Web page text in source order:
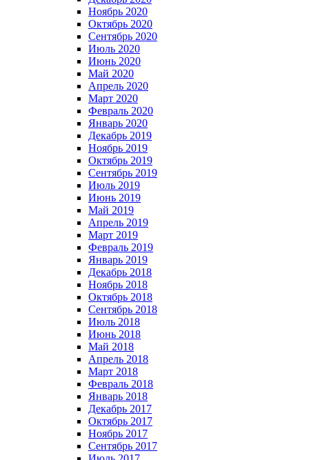
Ноябрь 2020
Октябрь 2020
Сентябрь 2020
Июль 2020
Июнь 2020
Май 2020
Апрель 2020
Март 2020
Февраль 2020
Январь 2020
Декабрь 2019
Ноябрь 2019
Октябрь 2019
Сентябрь 2019
Июль 2019
Июнь 2019
Май 2019
Апрель 2019
Март 2019
Февраль 2019
Январь 2019
Декабрь 2018
Ноябрь 2018
Октябрь 2018
Сентябрь 2018
Июль 2018
Июнь 2018
Май 2018
Апрель 2018
Март 2018
Февраль 2018
Январь 2018
Декабрь 2017
Октябрь 2017
Ноябрь 2017
Сентябрь 2017